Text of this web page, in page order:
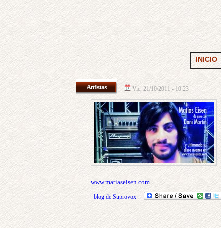
INICIO
Artistas Vie, 21/10/2011 - 10:23
www.matiaseisen.com
blog de Suprovox